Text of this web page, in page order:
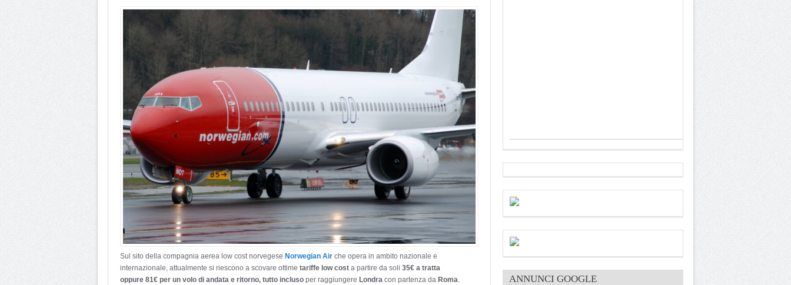
Sul sito della compagnia aerea low cost norvegese Norwegian Air che opera in ambito nazionale e
internazionale, attualmente si riescono a scovare ottime tariffe low cost a partire da soli 35€ a tratta
oppure 81€ per un volo di andata e ritorno, tutto incluso per raggiungere Londra con partenza da Roma.
ANNUNCI GOOGLE